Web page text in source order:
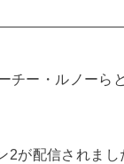
チー・ルノーら
が配信されまし